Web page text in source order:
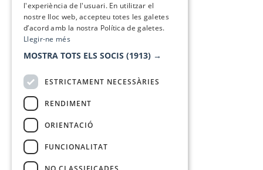
l'experiència de l'usuari. En utilitzar el
nostre lloc web, accepteu totes les galetes
d’acord amb la nostra Política de galetes.
Llegir-ne més
MOSTRA TOTS ELS SOCIS (1913) →
ESTRICTAMENT NECESSÀRIES
RENDIMENT
ORIENTACIÓ
FUNCIONALITAT